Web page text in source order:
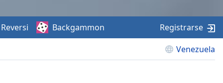
Venezuela
Reversi Backgammon Registrarse